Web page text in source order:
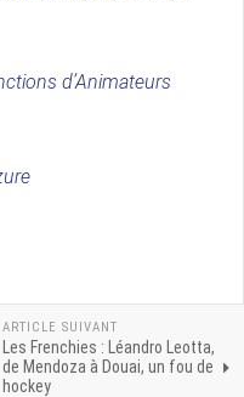
d’Animateurs
ARTICLE SUIVANT
Les Frenchies : Léandro Leotta,
de Mendoza à Douai, un fou de
hockey